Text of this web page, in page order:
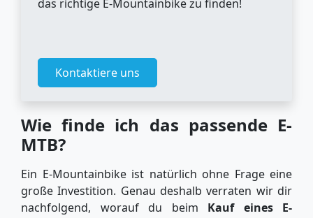
das richtige E-Mountainbike zu finden!
Kontaktiere uns
Wie finde ich das passende E-
MTB?
Ein E-Mountainbike ist natürlich ohne Frage eine
große Investition. Genau deshalb verraten wir dir
nachfolgend, worauf du beim Kauf eines E-